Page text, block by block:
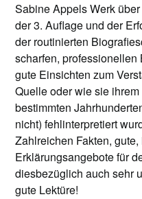
Sabine Appels Werk
der 3. Auflage und der
der routinierten
scharfen,
gute Einsichten zum
Quelle oder wie sie
bestimmten
nicht) fehlinterpretiert
Zahlreichen Fakten,
Erklärungsangebote für
diesbezüglich auch sehr
gute Lektüre!